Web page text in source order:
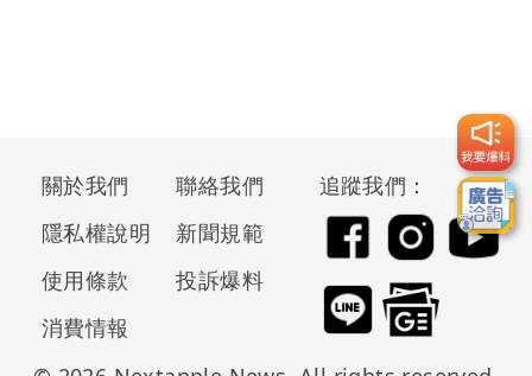
關於我們
聯絡我們
隱私權說明
新聞規範
使用條款
投訴爆料
消費情報
追蹤我們：